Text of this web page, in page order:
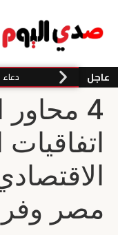
عاجل
4
اتفاقيات
مصر